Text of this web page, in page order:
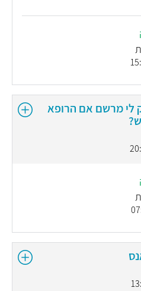
לי מרשם אם הרופא